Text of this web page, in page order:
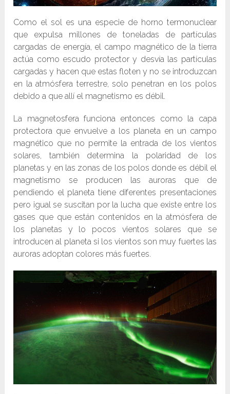
Como el sol es una especie de horno termonuclear
que expulsa millones de toneladas de partículas
cargadas de energía, el campo magnético de la tierra
actúa como escudo protector y desvía las partículas
cargadas y hacen que estas floten y no se introduzcan
en la atmósfera terrestre, solo penetran en los polos
debido a que allí el magnetismo es débil.
La magnetosfera funciona entonces como la capa
protectora que envuelve a los planeta en un campo
magnético que no permite la entrada de los vientos
solares, también determina la polaridad de los
planetas y en las zonas de los polos donde es débil el
magnetismo se producen las auroras que de
pendiendo el planeta tiene diferentes presentaciones
pero igual se suscitan por la lucha que existe entre los
gases que que están contenidos en la atmósfera de
los planetas y lo pocos vientos solares que se
introducen al planeta si los vientos son muy fuertes las
auroras adoptan colores más fuertes.